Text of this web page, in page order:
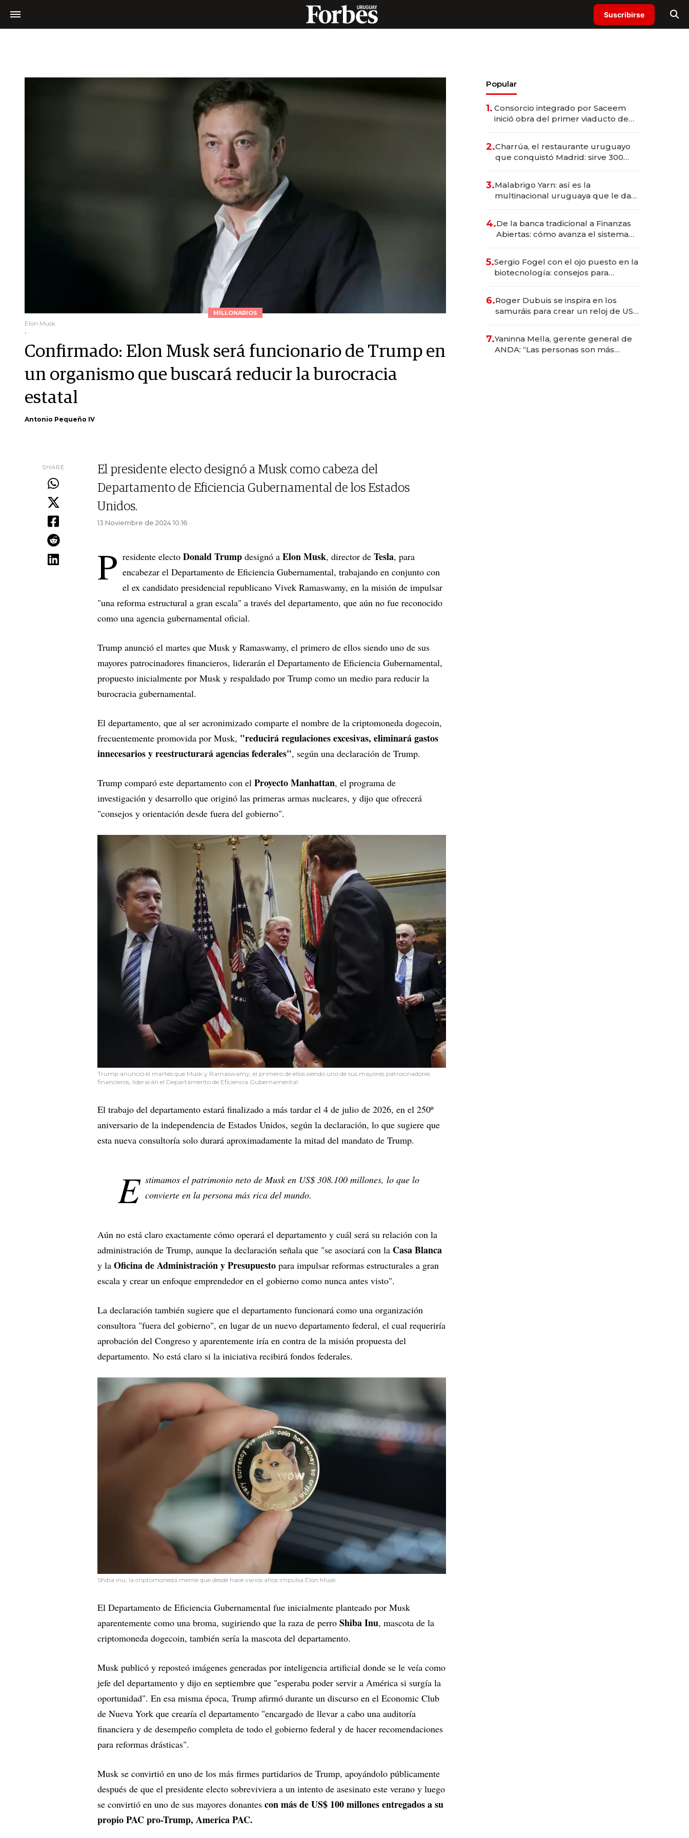
Suscribirse
MILLONARIOS
Elon Musk.
.
Confirmado: Elon Musk será funcionario de Trump en
un organismo que buscará reducir la burocracia
estatal
Antonio Pequeño IV
SHARE
El presidente electo designó a Musk como cabeza del
Departamento de Eficiencia Gubernamental de los Estados
Unidos.
13 Noviembre de 2024 10.16
P residente electo Donald Trump designó a Elon Musk, director de Tesla, para
encabezar el Departamento de Eficiencia Gubernamental, trabajando en conjunto con
el ex candidato presidencial republicano Vivek Ramaswamy, en la misión de impulsar
"una reforma estructural a gran escala" a través del departamento, que aún no fue reconocido
como una agencia gubernamental oficial.
Trump anunció el martes que Musk y Ramaswamy, el primero de ellos siendo uno de sus
mayores patrocinadores financieros, liderarán el Departamento de Eficiencia Gubernamental,
propuesto inicialmente por Musk y respaldado por Trump como un medio para reducir la
burocracia gubernamental.
El departamento, que al ser acronimizado comparte el nombre de la criptomoneda dogecoin,
frecuentemente promovida por Musk, "reducirá regulaciones excesivas, eliminará gastos
innecesarios y reestructurará agencias federales", según una declaración de Trump.
Trump comparó este departamento con el Proyecto Manhattan, el programa de
investigación y desarrollo que originó las primeras armas nucleares, y dijo que ofrecerá
"consejos y orientación desde fuera del gobierno".
Trump anunció el martes que Musk y Ramaswamy, el primero de ellos siendo uno de sus mayores patrocinadores
financieros, liderarán el Departamento de Eficiencia Gubernamental.
El trabajo del departamento estará finalizado a más tardar el 4 de julio de 2026, en el 250º
aniversario de la independencia de Estados Unidos, según la declaración, lo que sugiere que
esta nueva consultoría solo durará aproximadamente la mitad del mandato de Trump.
E stimamos el patrimonio neto de Musk en US$ 308.100 millones, lo que lo
convierte en la persona más rica del mundo.
Aún no está claro exactamente cómo operará el departamento y cuál será su relación con la
administración de Trump, aunque la declaración señala que "se asociará con la Casa Blanca
y la Oficina de Administración y Presupuesto para impulsar reformas estructurales a gran
escala y crear un enfoque emprendedor en el gobierno como nunca antes visto".
La declaración también sugiere que el departamento funcionará como una organización
consultora "fuera del gobierno", en lugar de un nuevo departamento federal, el cual requeriría
aprobación del Congreso y aparentemente iría en contra de la misión propuesta del
departamento. No está claro si la iniciativa recibirá fondos federales.
Shiba inu, la criptomoneda meme que desde hace varios años impulsa Elon Musk.
El Departamento de Eficiencia Gubernamental fue inicialmente planteado por Musk
aparentemente como una broma, sugiriendo que la raza de perro Shiba Inu, mascota de la
criptomoneda dogecoin, también sería la mascota del departamento.
Musk publicó y reposteó imágenes generadas por inteligencia artificial donde se le veía como
jefe del departamento y dijo en septiembre que "esperaba poder servir a América si surgía la
oportunidad". En esa misma época, Trump afirmó durante un discurso en el Economic Club
de Nueva York que crearía el departamento "encargado de llevar a cabo una auditoría
financiera y de desempeño completa de todo el gobierno federal y de hacer recomendaciones
para reformas drásticas".
Musk se convirtió en uno de los más firmes partidarios de Trump, apoyándolo públicamente
después de que el presidente electo sobreviviera a un intento de asesinato este verano y luego
se convirtió en uno de sus mayores donantes con más de US$ 100 millones entregados a su
propio PAC pro-Trump, America PAC.
Popular
1. Consorcio integrado por Saceem
inició obra del primer viaducto de
millones
2.Charrúa, el restaurante uruguayo
que conquistó Madrid: sirve 300
prepara apertura
3.Malabrigo Yarn: así es la
multinacional uruguaya que le da
4.De la banca tradicional a Finanzas
Abiertas: cómo avanza el sistema
5.Sergio Fogel con el ojo puesto en la
biotecnología: consejos para
6.Roger Dubuis se inspira en los
samuráis para crear un reloj de US$
7.Yaninna Mella, gerente general de
ANDA: “Las personas son más